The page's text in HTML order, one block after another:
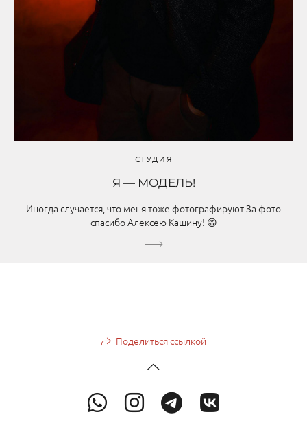
СТУДИЯ
Я — МОДЕЛЬ!
Иногда случается, что меня тоже фотографируют За фото
спасибо Алексею Кашину! 😁
Поделиться ссылкой